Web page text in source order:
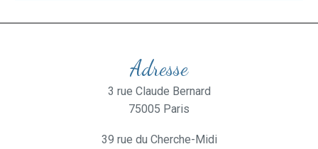
Adresse
3 rue Claude Bernard
75005 Paris
39 rue du Cherche-Midi